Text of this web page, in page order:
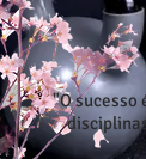
"O sucesso